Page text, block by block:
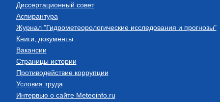
Диссертационный совет
Аспирантура
Журнал "Гидрометеорологические исследования и прогнозы"
Книги, документы
Вакансии
Страницы истории
Противодействие коррупции
Условия труда
Интервью о сайте Meteoinfo.ru